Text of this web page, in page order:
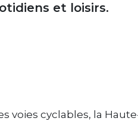
et loisirs.
voies cyclables, la